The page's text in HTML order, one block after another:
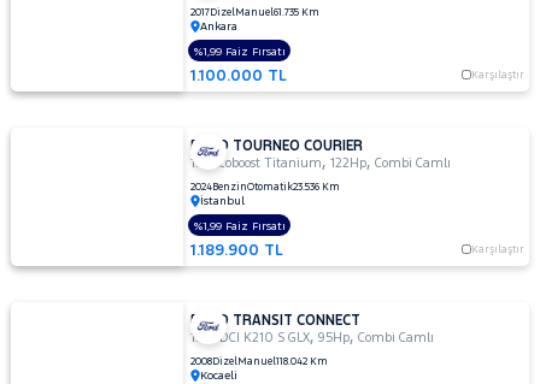
2017DizelManuel61.735 Km
Ankara
1.100.000 TL Karşılaştır
%1,99 Faiz Fırsatı
FORD TOURNEO COURIER
1.0 Ecoboost Titanium,122Hp,Combi Camlı
2024BenzinOtomatik23.536 Km
İstanbul
1.189.900 TL Karşılaştır
%1,99 Faiz Fırsatı
FORD TRANSIT CONNECT
1.8 TDCI K210 S GLX,95Hp,Combi Camlı
2008DizelManuel118.042 Km
Kocaeli